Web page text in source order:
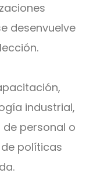
desenvuelve
industrial,
personal o
políticas